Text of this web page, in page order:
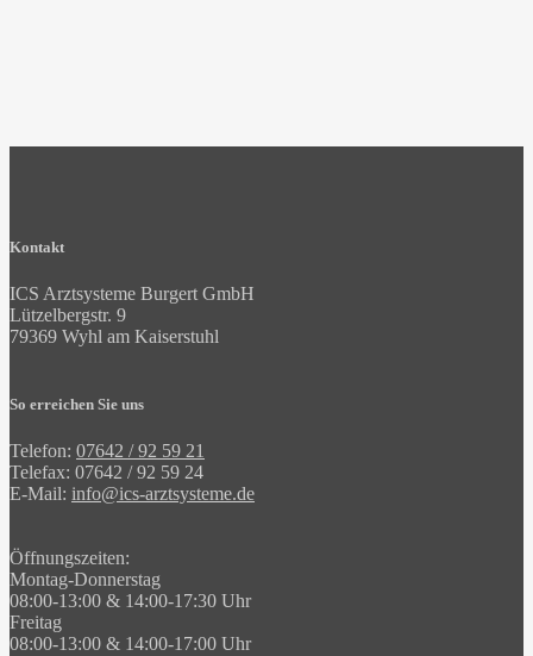
Kontakt
ICS Arztsysteme Burgert GmbH
Lützelbergstr. 9
79369 Wyhl am Kaiserstuhl
So erreichen Sie uns
Telefon: 07642 / 92 59 21
Telefax: 07642 / 92 59 24
E-Mail: ed.emetsystzra-sci@ofni
Öffnungszeiten:
Montag-Donnerstag
08:00-13:00 & 14:00-17:30 Uhr
Freitag
08:00-13:00 & 14:00-17:00 Uhr